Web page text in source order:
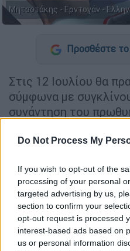
Do Not Process My
If you wish to opt-out of the
processing of your personal
targeted advertising by us,
section to confirm your
opt-out request is processed
interest-based ads based on
us or personal information
Μητσοτάκης - Ερντογάν -
Προσθέστε
Στις 12 Ιουλίου θα
σύμφωνα με
συνάντηση του
με τον
Ρετζέπ Ταγίπ
Σύμφωνα με τις
συνάντηση θα
μεσημέρι, με τους
συναντώνται
ΕξωτερικώνΓιώργου